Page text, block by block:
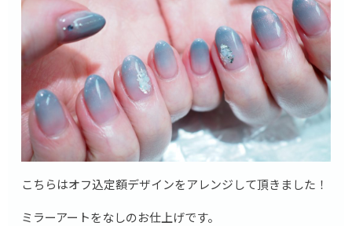
こちらはオフ込定額デザインをアレンジして頂きました！
ミラーアートをなしのお仕上げです。